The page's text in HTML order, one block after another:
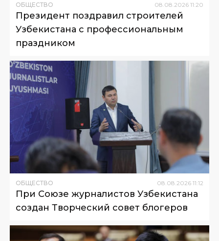
ОБЩЕСТВО 08.08.2026 11:20
Президент поздравил строителей
Узбекистана с профессиональным
праздником
ОБЩЕСТВО 08 08 2026 11:12
При Союзе журналистов Узбекистана
создан Творческий совет блогеров